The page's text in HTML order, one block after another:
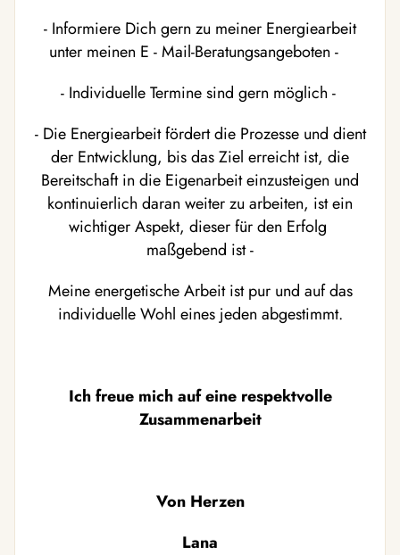
- Informiere Dich gern zu meiner Energiearbeit
unter meinen E - Mail-Beratungsangeboten -
- Individuelle Termine sind gern möglich -
- Die Energiearbeit fördert die Prozesse und dient
der Entwicklung, bis das Ziel erreicht ist, die
Bereitschaft in die Eigenarbeit einzusteigen und
kontinuierlich daran weiter zu arbeiten, ist ein
wichtiger Aspekt, dieser für den Erfolg
maßgebend ist -
Meine energetische Arbeit ist pur und auf das
individuelle Wohl eines jeden abgestimmt.
Ich freue mich auf eine respektvolle
Zusammenarbeit
Von Herzen
Lana